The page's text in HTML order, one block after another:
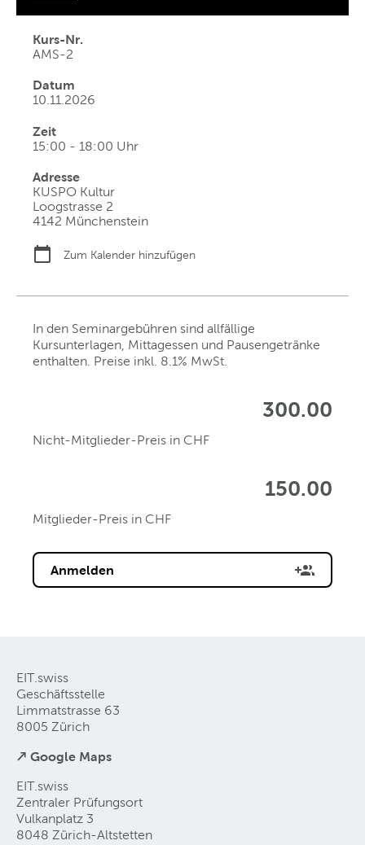
Kurs-Nr.
AMS-2
Datum
10.11.2026
Zeit
15:00 - 18:00 Uhr
Adresse
KUSPO Kultur
Loogstrasse 2
4142 Münchenstein
Zum Kalender hinzufügen
In den Seminargebühren sind allfällige
Kursunterlagen, Mittagessen und Pausengetränke
enthalten. Preise inkl. 8.1% MwSt.
300.00
Nicht-Mitglieder-Preis in CHF
150.00
Mitglieder-Preis in CHF
Anmelden
EIT.swiss
Geschäftsstelle
Limmatstrasse 63
8005 Zürich
↗ Google Maps
EIT.swiss
Zentraler Prüfungsort
Vulkanplatz 3
8048 Zürich-Altstetten